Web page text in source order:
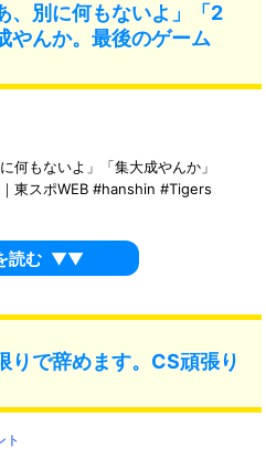
、別に何もないよ」「2
やんか。最後のゲーム
何もないよ」「集大成やんか」
東スポWEB #hanshin #Tigers
読む ▼▼
りで辞めます。CS頑張り
ト